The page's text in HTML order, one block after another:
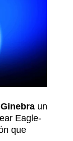
Ginebra un
Eagle-
que